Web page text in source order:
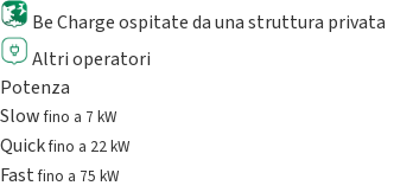
Be Charge ospitate da una struttura privata
Altri operatori
Potenza
Slowfino a 7 kW
Quickfino a 22 kW
Fastfino a 75 kW